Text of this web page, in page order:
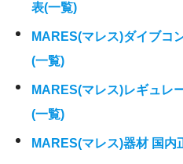
表(一覧)
MARES(マレス)ダイブコ
(一覧)
MARES(マレス)レギュレ
(一覧)
MARES(マレス)器材 国内